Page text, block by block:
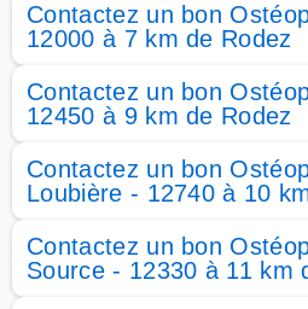
Contactez un bon
12000 à 7 km de Rodez
Contactez un bon
12450 à 9 km de Rodez
Contactez un bon
Loubière - 12740 à 10
Contactez un bon
Source - 12330 à 11 km